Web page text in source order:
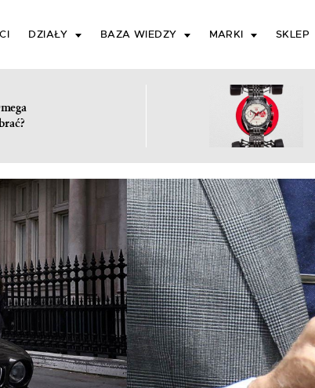
DZIAŁY BAZA WIEDZY MARKI SKLEP